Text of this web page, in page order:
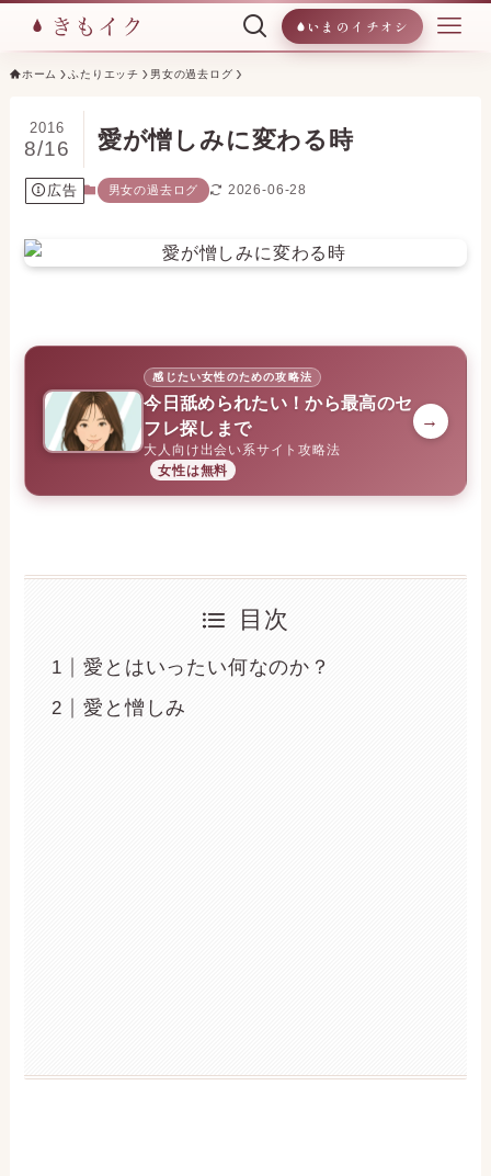
いまのイチオシ
ホーム ふたりエッチ 男女の過去ログ
愛が憎しみに変わる時
2016
8/16
広告 男女の過去ログ 2026-06-28
感じたい女性のための攻略法
今日舐められたい！から最高のセ
フレ探しまで
大人向け出会い系サイト攻略法
女性は無料
→
目次
愛とはいったい何なのか？
愛と憎しみ